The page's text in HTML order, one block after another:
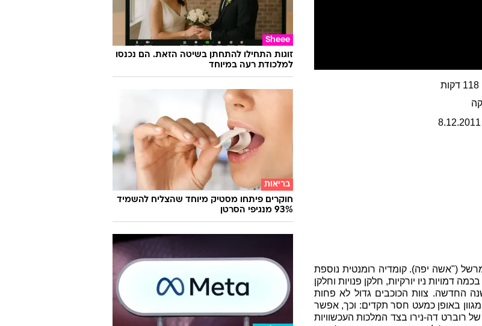
דמויות ניו יורקיות, חלקן פנויות וחלקן
החדשה. צוות הכוכבים גדול לא פחות
באופן כמעט חסר תקדים: וכך, אפשר
רוברט דה-נירו בצד המלכות העכשוויות
את ג'ולי אנדרוז הוותיקה בצד ג'סיקה
Sheee
זוגות התחילו להתחתן בשיטה הזאת. הם נכנסו
למלכודת רעה במיוחד
בריאות
חוקרים פיתחו מסטיק מיוחד שהצליח להשמיד
93% מנגיפי הסרטן